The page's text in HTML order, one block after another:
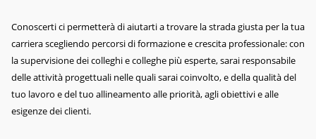
Conoscerti ci permetterà di aiutarti a trovare la strada giusta per la tua
carriera scegliendo percorsi di formazione e crescita professionale: con
la supervisione dei colleghi e colleghe più esperte, sarai responsabile
delle attività progettuali nelle quali sarai coinvolto, e della qualità del
tuo lavoro e del tuo allineamento alle priorità, agli obiettivi e alle
esigenze dei clienti.